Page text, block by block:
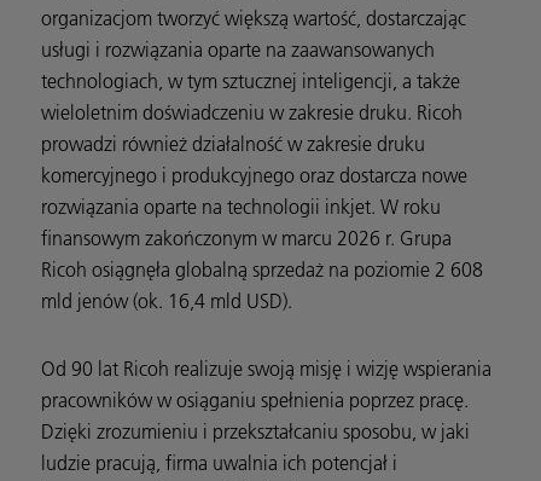
organizacjom tworzyć większą wartość, dostarczając
usługi i rozwiązania oparte na zaawansowanych
technologiach, w tym sztucznej inteligencji, a także
wieloletnim doświadczeniu w zakresie druku. Ricoh
prowadzi również działalność w zakresie druku
komercyjnego i produkcyjnego oraz dostarcza nowe
rozwiązania oparte na technologii inkjet. W roku
finansowym zakończonym w marcu 2026 r. Grupa
Ricoh osiągnęła globalną sprzedaż na poziomie 2 608
mld jenów (ok. 16,4 mld USD).
Od 90 lat Ricoh realizuje swoją misję i wizję wspierania
pracowników w osiąganiu spełnienia poprzez pracę.
Dzięki zrozumieniu i przekształcaniu sposobu, w jaki
ludzie pracują, firma uwalnia ich potencjał i